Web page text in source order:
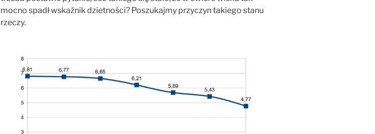
mocno spadł wskaźnik dzietności? Poszukajmy przyczyn takiego stanu
rzeczy.